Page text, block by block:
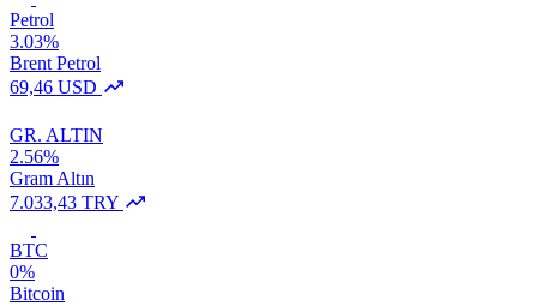
Petrol
3.03%
Brent Petrol
69,46 USD
GR. ALTIN
2.56%
Gram Altın
7.033,43 TRY
BTC
0%
Bitcoin